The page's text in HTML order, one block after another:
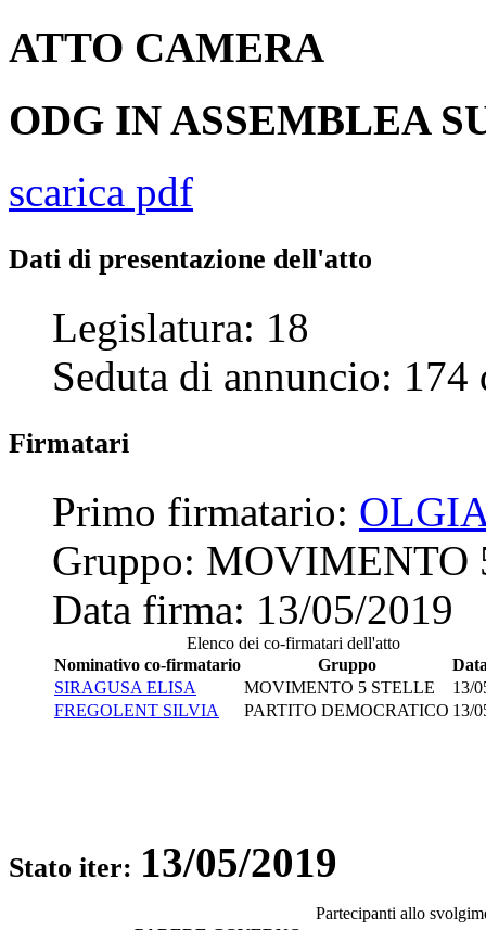
ATTO CAMERA
ODG IN ASSEMBLEA
scarica pdf
Dati di presentazione dell'atto
Legislatura: 18
Seduta di annuncio: 174
Firmatari
Primo firmatario:
Gruppo: MOVIMENTO
Data firma: 13/05/2019
Elenco dei co-firmatari dell'atto
Nominativo co-firmatario
Gruppo
SIRAGUSA ELISA
MOVIMENTO 5 STELLE
13/
FREGOLENT SILVIA
PARTITO DEMOCRATICO 13/
Stato iter: 13/05/2019
Partecipanti allo